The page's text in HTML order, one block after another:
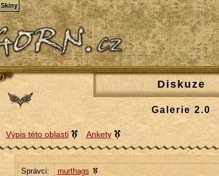
Diskuze
Galerie 2.0
Výpis této oblasti Ankety
Správci:
murthags
Skiny